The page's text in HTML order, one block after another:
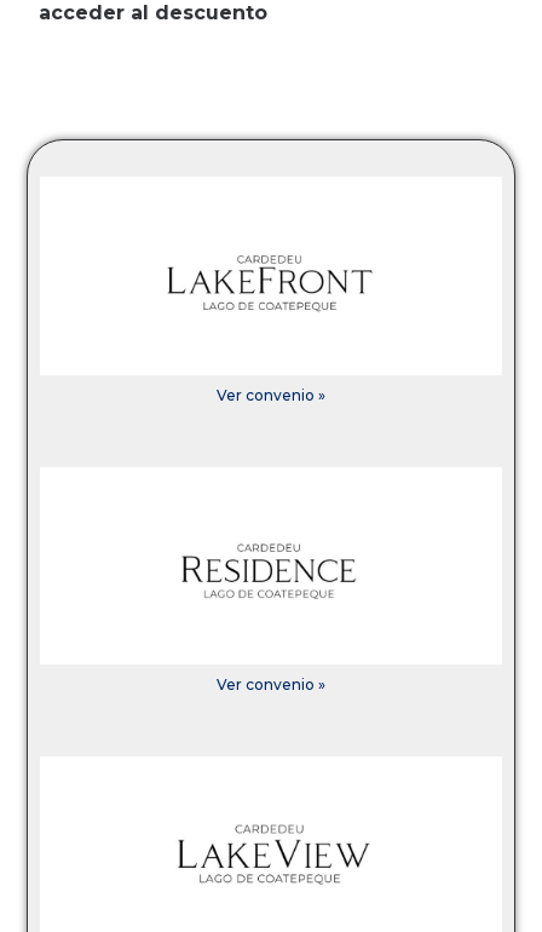
acceder al descuento
Ver convenio »
Ver convenio »